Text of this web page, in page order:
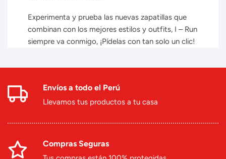
Experimenta y prueba las nuevas zapatillas que
combinan con los mejores estilos y outfits, I – Run
siempre va conmigo, ¡Pídelas con tan solo un clic!
Envíos a todo el Perú
Llevamos tus productos a tu casa
Compras Seguras